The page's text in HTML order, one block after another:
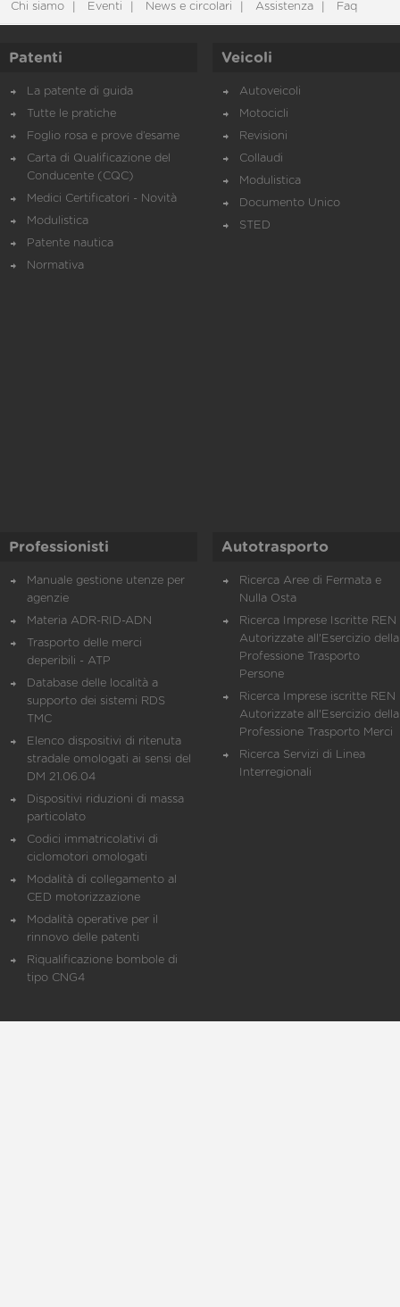
Chi siamo Eventi News e circolari Assistenza Faq
Patenti
La patente di guida
Tutte le pratiche
Foglio rosa e prove d’esame
Carta di Qualificazione del
Conducente (CQC)
Medici Certificatori - Novità
Modulistica
Patente nautica
Normativa
Veicoli
Autoveicoli
Motocicli
Revisioni
Collaudi
Modulistica
Documento Unico
STED
Professionisti
Manuale gestione utenze per
agenzie
Materia ADR-RID-ADN
Trasporto delle merci
deperibili - ATP
Database delle località a
supporto dei sistemi RDS
TMC
Elenco dispositivi di ritenuta
stradale omologati ai sensi del
DM 21.06.04
Dispositivi riduzioni di massa
particolato
Codici immatricolativi di
ciclomotori omologati
Modalità di collegamento al
CED motorizzazione
Modalità operative per il
rinnovo delle patenti
Riqualificazione bombole di
tipo CNG4
Autotrasporto
Ricerca Aree di Fermata e
Nulla Osta
Ricerca Imprese Iscritte REN
Autorizzate all'Esercizio della
Professione Trasporto
Persone
Ricerca Imprese iscritte REN
Autorizzate all'Esercizio della
Professione Trasporto Merci
Ricerca Servizi di Linea
Interregionali